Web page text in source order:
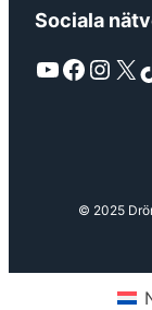
Sociala
YouTube Facebook Instagram X TikTok
© 2025